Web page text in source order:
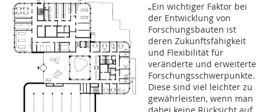
„Ein wichtiger Faktor bei
der Entwicklung von
Forschungsbauten ist
deren Zukunftsfähigkeit
und Flexibilität für
veränderte und erweiterte
Forschungsschwerpunkte.
Diese sind viel leichter zu
gewährleisten, wenn man